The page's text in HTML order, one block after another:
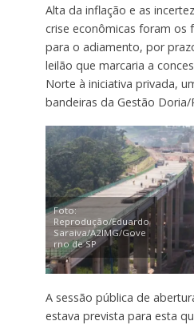
Alta da inflação e as
crise econômicas foram os
para o adiamento, por
leilão que marcaria a
Norte à iniciativa privada,
bandeiras da Gestão Doria/
Foto:
Reprodução/Eduardo
Saraiva/A2IMG/Gove
rno de SP
A sessão pública de
estava prevista para esta